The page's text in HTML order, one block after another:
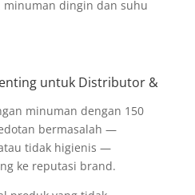
minuman dingin dan suhu
untuk Distributor &
minuman dengan 150
bermasalah —
tidak higienis —
ke reputasi brand.